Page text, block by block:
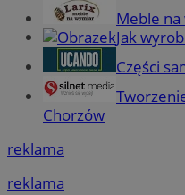
Meble
Jak
Części
Chorzów
reklama
reklama